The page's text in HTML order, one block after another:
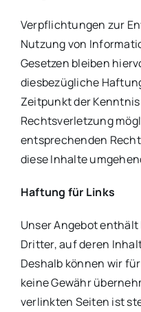
Verpflichtungen zur
Nutzung von
Gesetzen bleiben
diesbezügliche
Zeitpunkt der
Rechtsverletzung
entsprechenden
diese Inhalte
Haftung für Links
Unser Angebot
Dritter, auf deren
Deshalb können wir
keine Gewähr
verlinkten Seiten ist